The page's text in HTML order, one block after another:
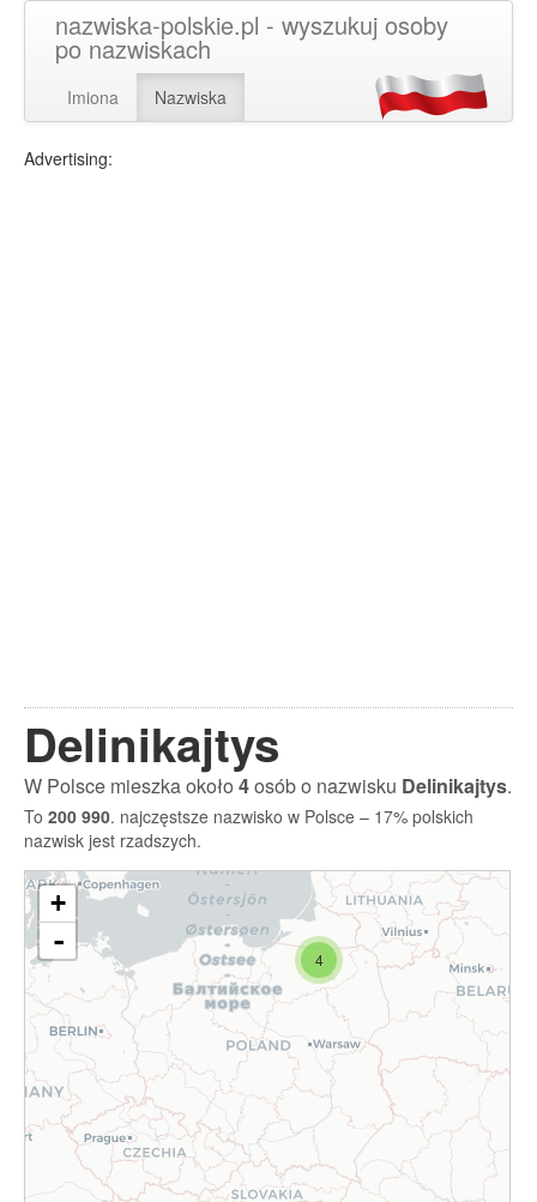
nazwiska-polskie.pl - wyszukuj osoby
po nazwiskach
Imiona Nazwiska
Advertising:
Delinikajtys
W Polsce mieszka około4osób o nazwisku Delinikajtys.
To 200 990. najczęstsze nazwisko w Polsce – 17% polskich
nazwisk jest rzadszych.
4
+
-